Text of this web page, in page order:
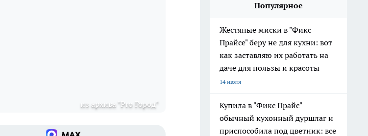
из архива "Pro Город"
Популярное
Жестяные миски в "Фикс
Прайсе" беру не для кухни: вот
как заставляю их работать на
даче для пользы и красоты
14 июля
Купила в "Фикс Прайс"
обычный кухонный дуршлаг и
приспособила под цветник: все